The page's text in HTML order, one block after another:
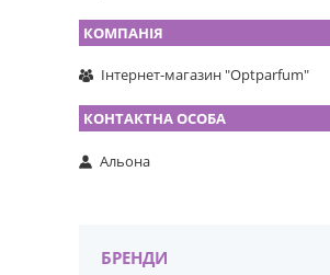
Інтернет-магазин "Optparfum"
Альона
БРЕНДИ